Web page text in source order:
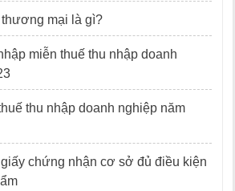
mại là gì?
miễn thuế thu nhập doanh
thu nhập doanh nghiệp năm
chứng nhận cơ sở đủ điều kiện